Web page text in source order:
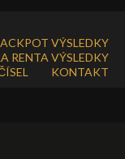
VÝSLEDKY
RENTA VÝSLEDKY
KONTAKT